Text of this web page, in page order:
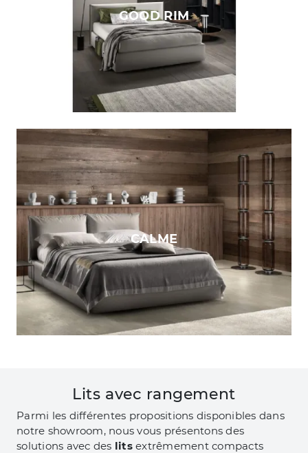
GOOD RIM
CALME
Lits avec rangement
Parmi les différentes propositions disponibles dans
notre showroom, nous vous présentons des
solutions avec des litsextrêmement compacts